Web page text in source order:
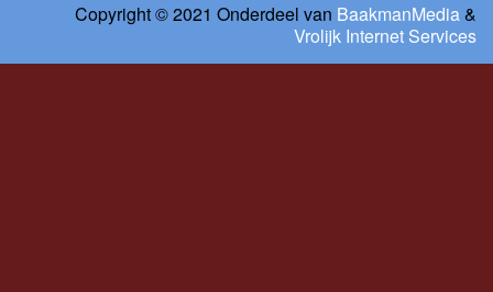
Copyright © 2021 Onderdeel van BaakmanMedia&
Vrolijk Internet Services